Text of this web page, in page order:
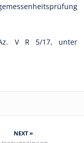
V R 5/17, unter
NEXT »